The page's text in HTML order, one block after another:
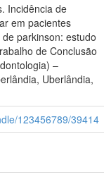
Incidência de
em pacientes
parkinson: estudo
de Conclusão
–
Uberlândia,
123456789/39414